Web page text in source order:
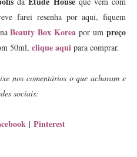
farei resenha por aqui, fiquem
Beauty Box Korea por um preço
50ml, clique aqui para comprar.
nos comentários o que acharam e
sociais:
| Pinterest